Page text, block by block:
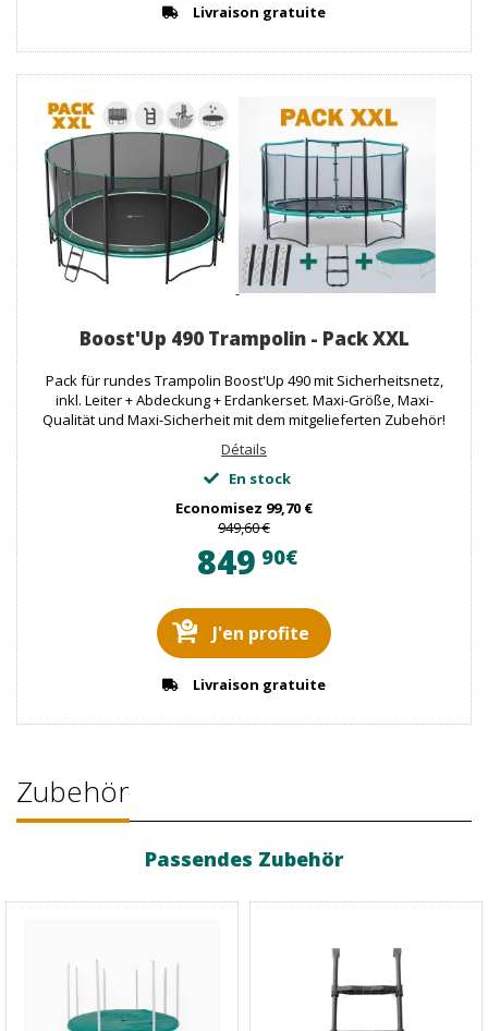
Livraison gratuite
Boost'Up 490 Trampolin - Pack XXL
Pack für rundes Trampolin Boost'Up 490 mit Sicherheitsnetz,
inkl. Leiter + Abdeckung + Erdankerset. Maxi-Größe, Maxi-
Qualität und Maxi-Sicherheit mit dem mitgelieferten Zubehör!
Détails
En stock
Economisez 99,70 €
949,60 €
849 90€
J'en profite
Livraison gratuite
Zubehör
Passendes Zubehör